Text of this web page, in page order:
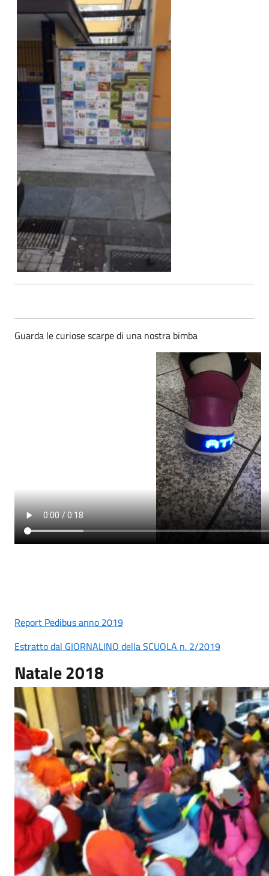
Guarda le curiose scarpe di una nostra bimba
Report Pedibus anno 2019
Estratto dal GIORNALINO della SCUOLA n. 2/2019
Natale 2018